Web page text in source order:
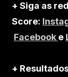
+ Siga as
Score:
Facebook e
+